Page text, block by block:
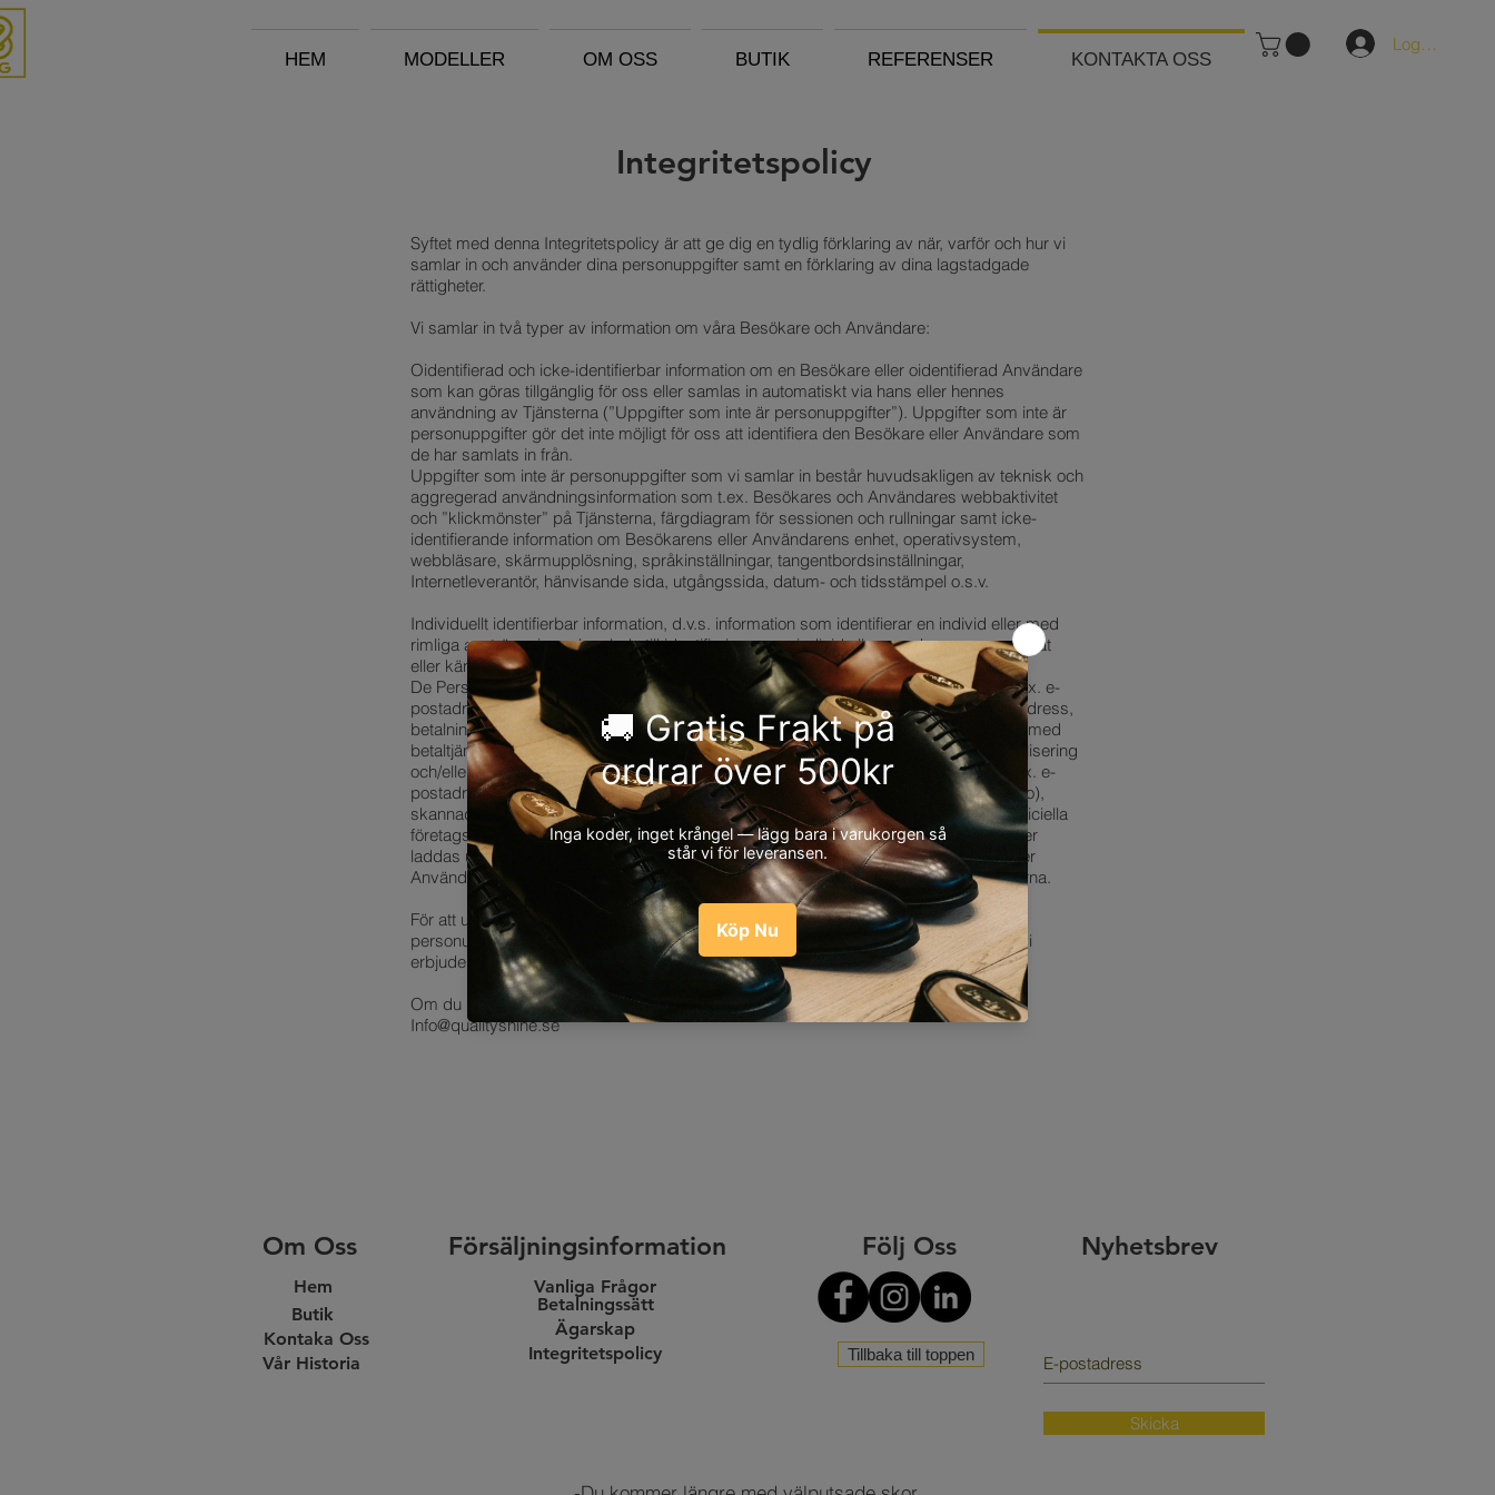
HEM MODELLER OM OSS BUTIK REFERENSER KONTAKTA OSS
Logga in
Integritetspolicy
Syftet med denna Integritetspolicy är att ge dig en tydlig förklaring av när, varför och hur vi
samlar in och använder dina personuppgifter samt en förklaring av dina lagstadgade
rättigheter.
Vi samlar in två typer av information om våra Besökare och Användare:
Oidentifierad och icke-identifierbar information om en Besökare eller oidentifierad Användare
som kan göras tillgänglig för oss eller samlas in automatiskt via hans eller hennes
användning av Tjänsterna (”Uppgifter som inte är personuppgifter”). Uppgifter som inte är
personuppgifter gör det inte möjligt för oss att identifiera den Besökare eller Användare som
de har samlats in från.
Uppgifter som inte är personuppgifter som vi samlar in består huvudsakligen av teknisk och
aggregerad användningsinformation som t.ex. Besökares och Användares webbaktivitet
och ”klickmönster” på Tjänsterna, färgdiagram för sessionen och rullningar samt icke-
identifierande information om Besökarens eller Användarens enhet, operativsystem,
webbläsare, skärmupplösning, språkinställningar, tangentbordsinställningar,
Internetleverantör, hänvisande sida, utgångssida, datum- och tidsstämpel o.s.v.
Individuellt identifierbar information, d.v.s. information som identifierar en individ eller med
rimliga ansträngningar kan leda till identifiering av en individ eller som kan vara av privat
eller känslig natur (”Personuppgifter”).
De Personuppgifter som vi samlar in består huvudsakligen av kontaktinformation (t.ex. e-
postadress eller telefonnummer), faktureringsinformation (namn, fysisk faktureringsadress,
betalningsmetod och transaktionsinformation) som endast samlas in från användare med
betaltjänster, information om en webb- eller användningssession (IP-adress, geolokalisering
och/eller enhetens unika identifierare), information om anslutna tredjepartskonton (t.ex. e-
postadress eller användarnamn för ett anslutet PayPal-, Google- eller Facebook-konto),
skannade ID-dokument som vi har tillhandahållits (t.ex. ID-kort, körkort, pass eller officiella
företagsregistreringsdokument), korrespondenser (inklusive de som görs genom eller
laddas upp till våra Tjänster) samt alla övriga Personuppgifter som Besökare och/eller
Användare tillhandahåller oss genom sin åtkomst till och/eller användning av Tjänsterna.
För att undvika missförstånd betraktar och behandlar vi alla Uppgifter som inte är
personuppgifter kopplade till Personuppgifter (t.ex. för att förbättra de Tjänster som vi
erbjuder) som Personuppgifter så länge sådan koppling finns.
Om du har några frågor kring denna integritetspolicyn, vänligen kontakta oss på:
Info@qualityshine.se
Om Oss
Hem
Butik
Kontaka Oss
Vår Historia
Försäljningsinformation Följ Oss Nyhetsbrev
Tillbaka till toppen
Vanliga Frågor
Betalningssätt
Ägarskap
Integritetspolicy
Skicka